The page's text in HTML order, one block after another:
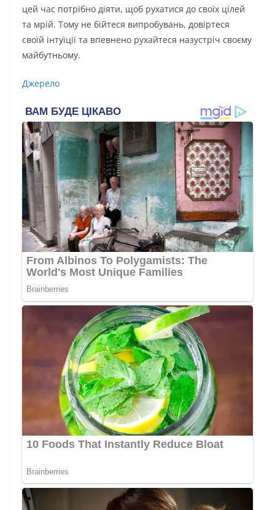
цей час потрібно діяти, щоб рухатися до своїх цілей
та мрій. Тому не бійтеся випробувань, довіртеся
своїй інтуїції та впевнено рухайтеся назустріч своєму
майбутньому.
Джерело